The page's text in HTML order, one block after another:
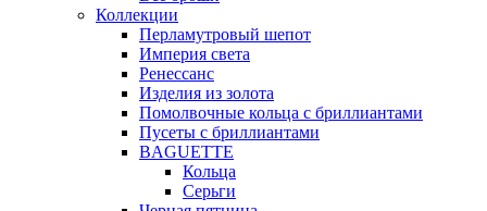
Коллекции
Перламутровый шепот
Империя света
Ренессанс
Изделия из золота
Помолвочные кольца с бриллиантами
Пусеты с бриллиантами
BAGUETTE
Кольца
Серьги